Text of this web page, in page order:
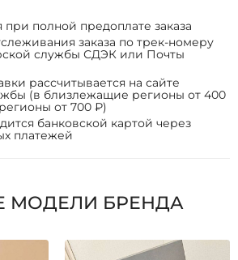
при полной предоплате заказа
заказа по трек-номеру
службы СДЭК или Почты
рассчитывается на сайте
(в близлежащие регионы от 400
от 700 ₽)
банковской картой через
платежей
МОДЕЛИ БРЕНДА